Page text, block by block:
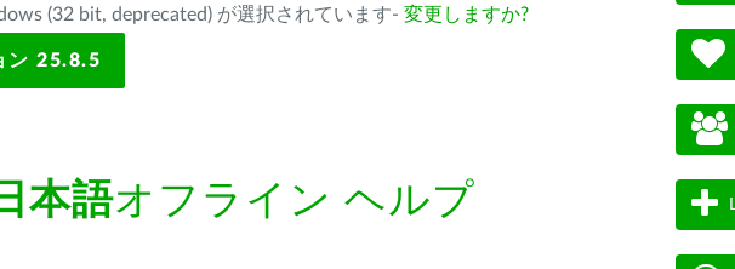
(32 bit, deprecated) が選択されています- 変更しますか?
ン 25.8.5
本語オフライン ヘルプ